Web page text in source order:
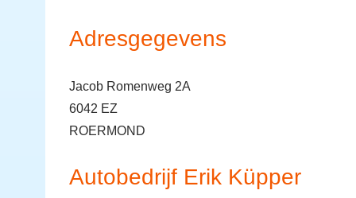
Adresgegevens
Jacob Romenweg 2A
6042 EZ
ROERMOND
Autobedrijf Erik Küpper